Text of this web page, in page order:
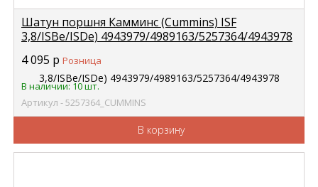
Шатун поршня Камминс (Cummins) ISF
3,8/ISBe/ISDe) 4943979/4989163/5257364/4943978
4 095 р Розница
В наличии: 10 шт.
Артикул - 5257364_CUMMINS
В корзину